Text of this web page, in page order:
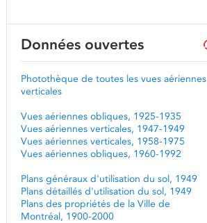
Données ouvertes
Photothèque de toutes les vues aériennes
verticales
Vues aériennes obliques, 1925-1935
Vues aériennes verticales, 1947-1949
Vues aériennes verticales, 1958-1975
Vues aériennes obliques, 1960-1992
Plans généraux d'utilisation du sol, 1949
Plans détaillés d'utilisation du sol, 1949
Plans des propriétés de la Ville de
Montréal, 1900-2000